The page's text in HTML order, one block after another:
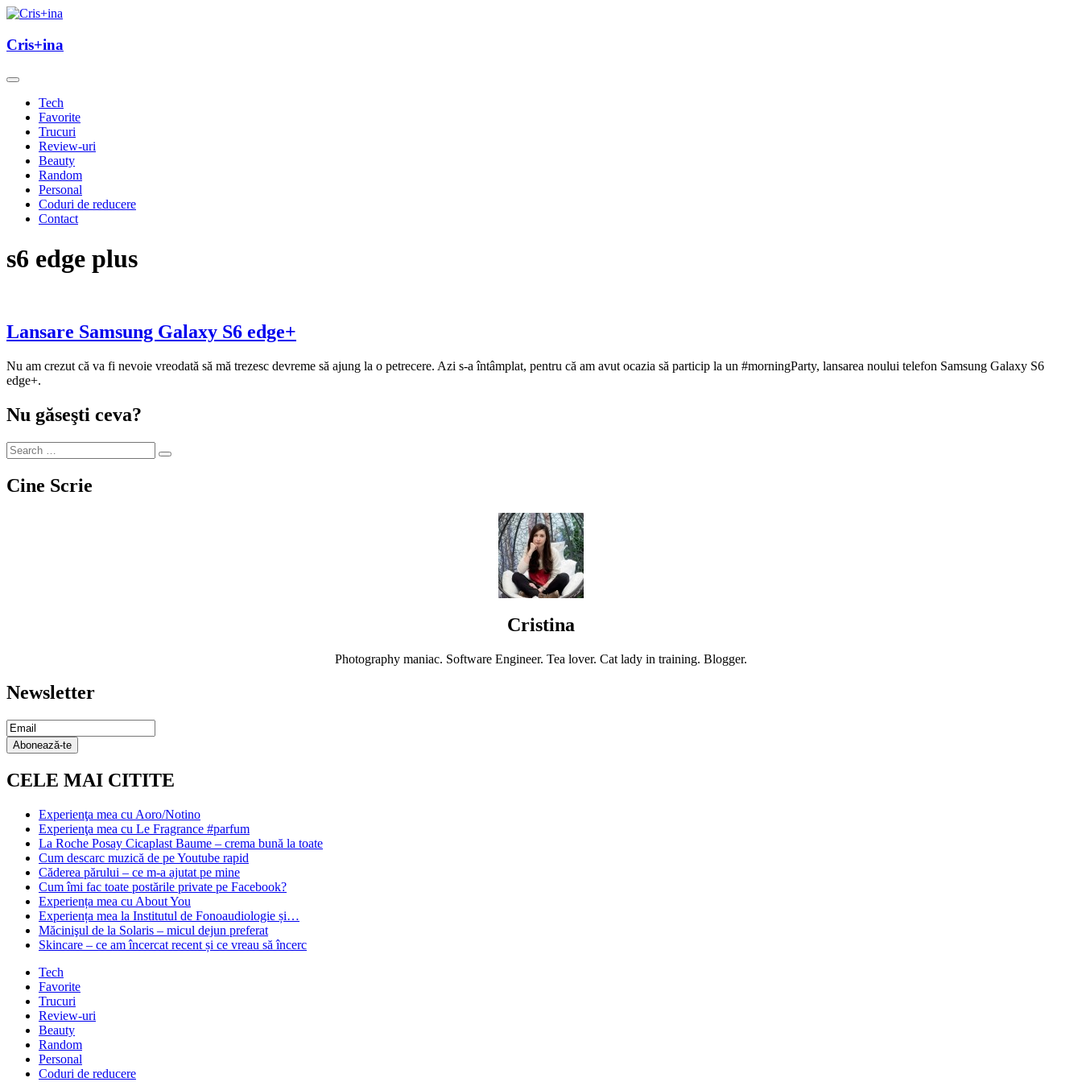
Skip
content
Cris+ina
Cris+ina
Tech
Favorite
Trucuri
Review-uri
Beauty
Random
Personal
Coduri de reducere
Contact
s6 edge plus
Lansare Samsung Galaxy S6 edge+
Nu am crezut că va fi nevoie vreodată să mă trezesc devreme să ajung la o petrecere. Azi s-a întâmplat, pentru că am avut ocazia să particip la un #morningParty, lansarea noului telefon Samsung Galaxy S6
edge+.
Nu găseşti ceva?
Cine Scrie
Cristina
Photography maniac. Software Engineer. Tea lover. Cat lady in training. Blogger.
Newsletter
Email
Subscription
Abonează-te
CELE MAI CITITE
Experienţa mea cu Aoro/Notino
Experienţa mea cu Le Fragrance #parfum
La Roche Posay Cicaplast Baume – crema bună la toate
Cum descarc muzică de pe Youtube rapid
Căderea părului – ce m-a ajutat pe mine
Cum îmi fac toate postările private pe Facebook?
Experiența mea cu About You
Experiența mea la Institutul de Fonoaudiologie și…
Măcinişul de la Solaris – micul dejun preferat
Skincare – ce am încercat recent și ce vreau să încerc
Tech
Favorite
Trucuri
Review-uri
Beauty
Random
Personal
Coduri de reducere